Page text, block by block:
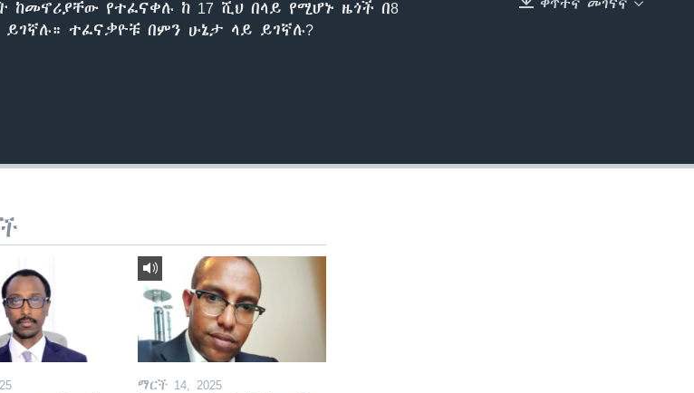
EMBED
የተፈናቀሉ ከ 17 ሺህ በላይ የሚሆኑ ዜጎች በ8
ተፈናቃዮቹ በምን ሁኔታ ላይ ይገኛሉ?
ማርች 14, 2025